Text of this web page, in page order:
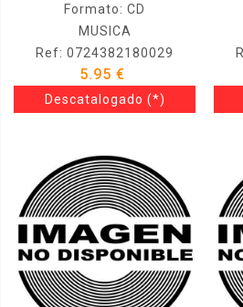
Formato: CD
MUSICA
Ref: 0724382180029
5.95 €
Descatalogado (*)